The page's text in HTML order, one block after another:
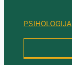
PSIHOLOGIJA